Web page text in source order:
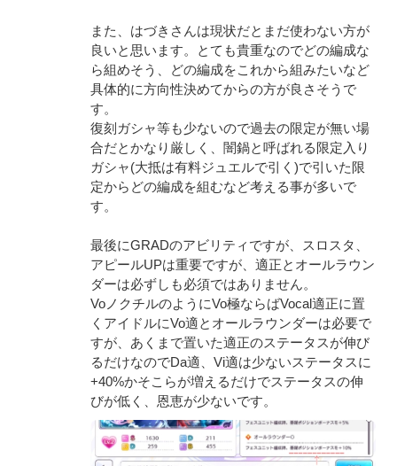
また、はづきさんは現状だとまだ使わない方が
良いと思います。とても貴重なのでどの編成な
ら組めそう、どの編成をこれから組みたいなど
具体的に方向性決めてからの方が良さそうで
す。
復刻ガシャ等も少ないので過去の限定が無い場
合だとかなり厳しく、闇鍋と呼ばれる限定入り
ガシャ(大抵は有料ジュエルで引く)で引いた限
定からどの編成を組むなど考える事が多いで
す。
最後にGRADのアビリティですが、スロスタ、
アピールUPは重要ですが、適正とオールラウン
ダーは必ずしも必須ではありません。
VoノクチルのようにVo極ならばVocal適正に置
くアイドルにVo適とオールラウンダーは必要で
すが、あくまで置いた適正のステータスが伸び
るだけなのでDa適、Vi適は少ないステータスに
+40%かそこらが増えるだけでステータスの伸
びが低く、恩恵が少ないです。